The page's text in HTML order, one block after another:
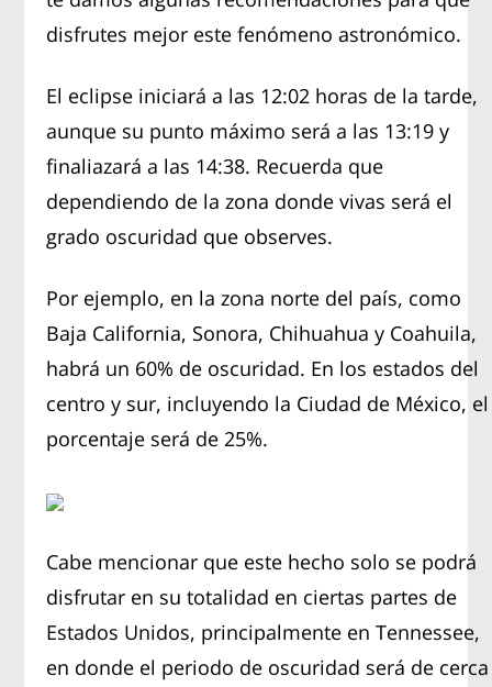
disfrutes mejor este fenómeno astronómico.
El eclipse iniciará a las 12:02 horas de la tarde,
aunque su punto máximo será a las 13:19 y
finaliazará a las 14:38. Recuerda que
dependiendo de la zona donde vivas será el
grado oscuridad que observes.
Por ejemplo, en la zona norte del país, como
Baja California, Sonora, Chihuahua y Coahuila,
habrá un 60% de oscuridad. En los estados del
centro y sur, incluyendo la Ciudad de México, el
porcentaje será de 25%.
Cabe mencionar que este hecho solo se podrá
disfrutar en su totalidad en ciertas partes de
Estados Unidos, principalmente en Tennessee,
en donde el periodo de oscuridad será de cerca